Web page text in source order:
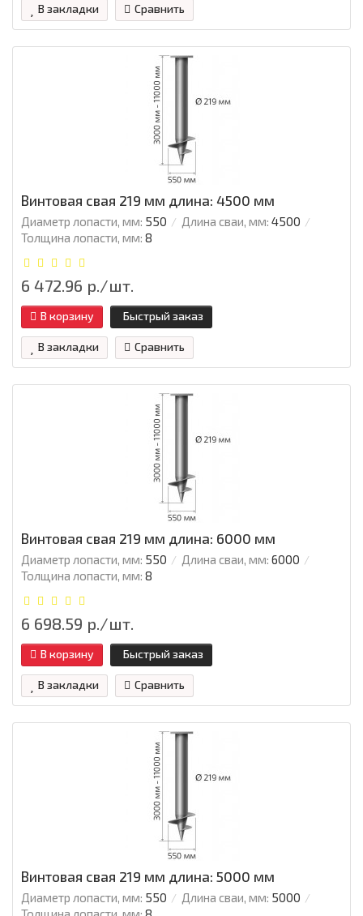
В закладки Сравнить
Винтовая свая 219 мм длина: 4500 мм
Диаметр лопасти, мм: 550 Длина сваи, мм: 4500
Толщина лопасти, мм: 8
6 472.96 р./шт.
В корзину Быстрый заказ
В закладки Сравнить
Винтовая свая 219 мм длина: 6000 мм
Диаметр лопасти, мм: 550 Длина сваи, мм: 6000
Толщина лопасти, мм: 8
6 698.59 р./шт.
В корзину Быстрый заказ
В закладки Сравнить
Винтовая свая 219 мм длина: 5000 мм
Диаметр лопасти, мм: 550 Длина сваи, мм: 5000